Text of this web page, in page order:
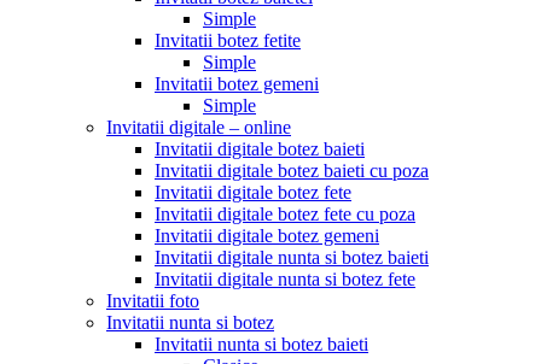
Simple
Invitatii botez fetite
Simple
Invitatii botez gemeni
Simple
Invitatii digitale – online
Invitatii digitale botez baieti
Invitatii digitale botez baieti cu poza
Invitatii digitale botez fete
Invitatii digitale botez fete cu poza
Invitatii digitale botez gemeni
Invitatii digitale nunta si botez baieti
Invitatii digitale nunta si botez fete
Invitatii foto
Invitatii nunta si botez
Invitatii nunta si botez baieti